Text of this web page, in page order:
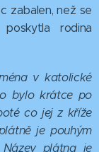
zabalen, než se
rodina
v katolické
bylo krátce po
co jej z kříže
je pouhým
plátna je